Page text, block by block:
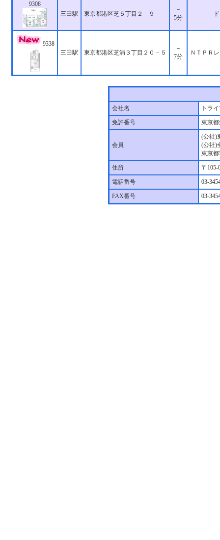
9308
三田駅
東京都港区芝５丁目２－９
－
5分
9338
三田駅
東京都港区芝浦３丁目２０－５
－
7分
ＮＴＰＲ
会社名 トラ
免許番号 東京都
会員
(公社)
(公社)
東京
住所 〒105-
電話番号 03-
FAX番号 03-